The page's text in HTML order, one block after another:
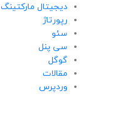
دیجیتال مارکتینگ
رپورتاژ
سئو
سی پنل
گوگل
مقالات
وردپرس